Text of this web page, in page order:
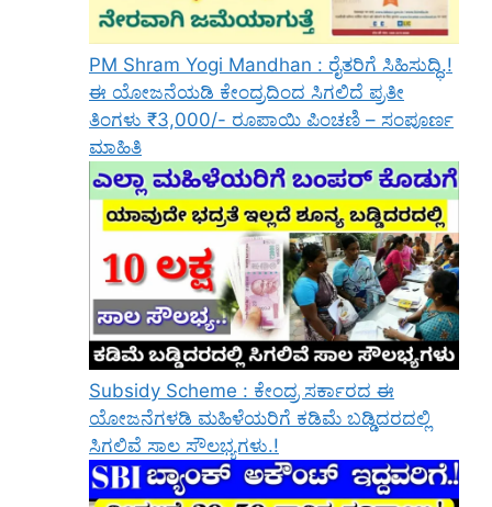
PM Shram Yogi Mandhan : ರೈತರಿಗೆ ಸಿಹಿಸುದ್ಧಿ.!
ಈ ಯೋಜನೆಯಡಿ ಕೇಂದ್ರದಿಂದ ಸಿಗಲಿದೆ ಪ್ರತೀ
ತಿಂಗಳು ₹3,000/- ರೂಪಾಯಿ ಪಿಂಚಣಿ – ಸಂಪೂರ್ಣ
ಮಾಹಿತಿ
Subsidy Scheme : ಕೇಂದ್ರ ಸರ್ಕಾರದ ಈ
ಯೋಜನೆಗಳಡಿ ಮಹಿಳೆಯರಿಗೆ ಕಡಿಮೆ ಬಡ್ಡಿದರದಲ್ಲಿ
ಸಿಗಲಿವೆ ಸಾಲ ಸೌಲಭ್ಯಗಳು.!